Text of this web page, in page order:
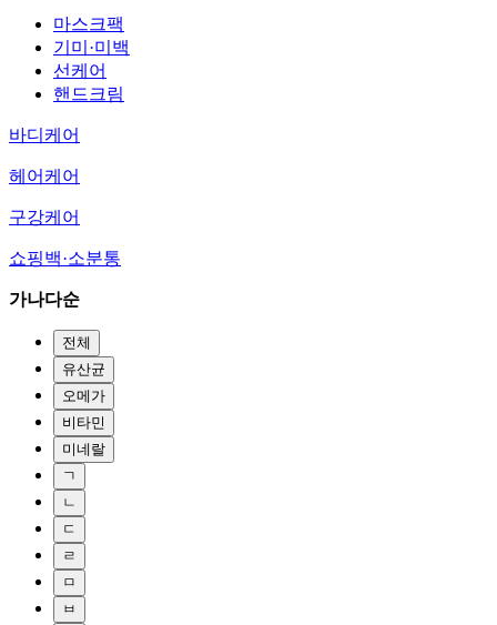
마스크팩
기미·미백
선케어
핸드크림
바디케어
헤어케어
구강케어
쇼핑백·소분통
가나다순
전체
유산균
오메가
비타민
미네랄
ㄱ
ㄴ
ㄷ
ㄹ
ㅁ
ㅂ